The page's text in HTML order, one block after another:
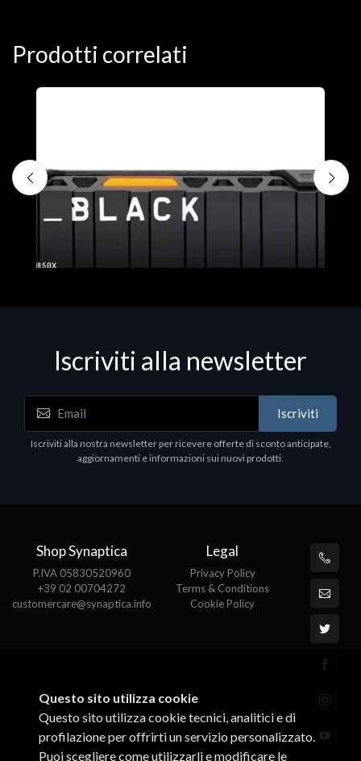
Prodotti correlati
WD_BLACK SN850X NVMe SSD
WDBB9H0020BNC - SSD - 2 TB - interno - M.2
2280 - PCIe 4.0 (NVMe) - dissipatore integrato -
nero
Iscriviti alla newsletter
Iscriviti
Iscriviti alla nostra newsletter per ricevere offerte di sconto anticipate,
aggiornamenti e informazioni sui nuovi prodotti.
Shop Synaptica
P.IVA 05830520960
+39 02 00704272
customercare@synaptica.info
Legal
Privacy Policy
Terms & Conditions
Cookie Policy
Questo sito utilizza cookie
Questo sito utilizza cookie tecnici, analitici e di
profilazione per offrirti un servizio personalizzato.
Puoi scegliere come utilizzarli e modificare le